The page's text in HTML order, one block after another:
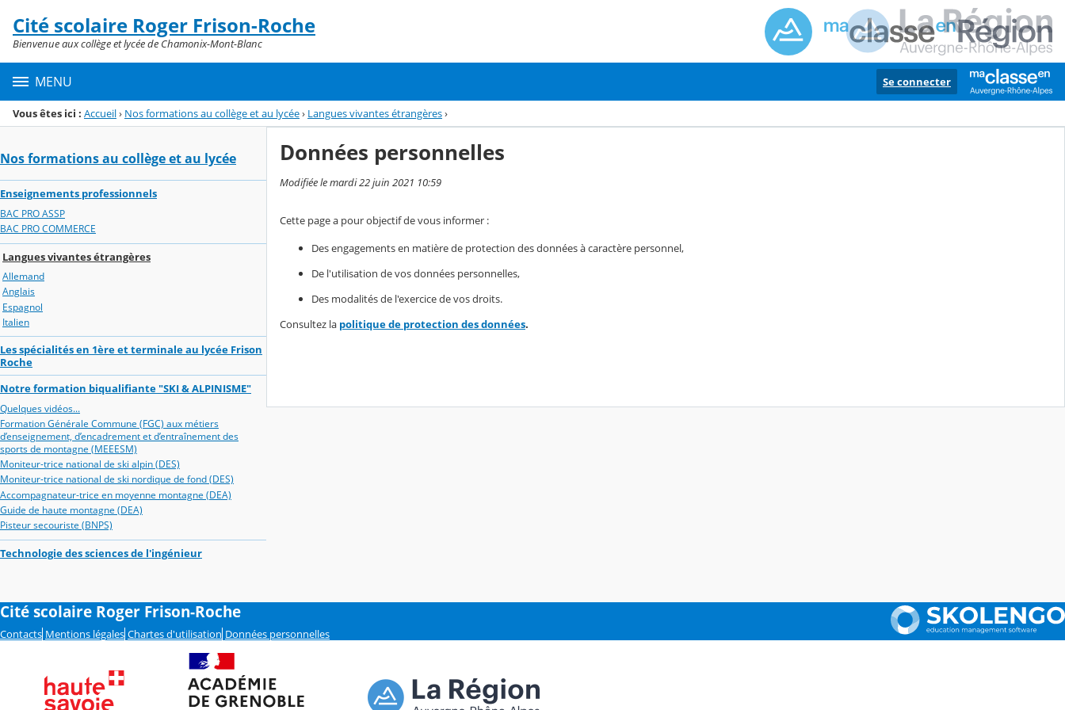
Menu de la rubrique
Contenu
Cité scolaire Roger Frison-Roche
Bienvenue aux collège et lycée de Chamonix-Mont-Blanc
MENU Se connecter
Vous êtes ici : Accueil› Nos formations au collège et au lycée› Langues vivantes étrangères›
Nos formations au collège et au lycée
Enseignements professionnels
BAC PRO ASSP
BAC PRO COMMERCE
Langues vivantes étrangères
Allemand
Anglais
Espagnol
Italien
Les spécialités en 1ère et terminale au lycée Frison
Roche
Notre formation biqualifiante "SKI & ALPINISME"
Quelques vidéos...
Formation Générale Commune (FGC) aux métiers
d’enseignement, d’encadrement et d’entraînement des
sports de montagne (MEEESM)
Moniteur-trice national de ski alpin (DES)
Moniteur-trice national de ski nordique de fond (DES)
Accompagnateur-trice en moyenne montagne (DEA)
Guide de haute montagne (DEA)
Pisteur secouriste (BNPS)
Technologie des sciences de l'ingénieur
Données personnelles
Modifiée le mardi 22 juin 2021 10:59
Cette page a pour objectif de vous informer :
Des engagements en matière de protection des données à caractère personnel,
De l'utilisation de vos données personnelles,
Des modalités de l'exercice de vos droits.
Consultez la politique de protection des données.
Cité scolaire Roger Frison-Roche
Contacts Mentions légales Chartes d'utilisation Données personnelles